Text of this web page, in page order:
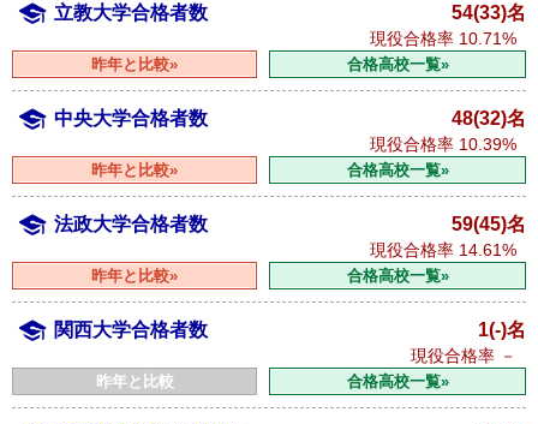
立教大学合格者数 54(33)名
現役合格率 10.71%
昨年と比較» 合格高校一覧»
中央大学合格者数 48(32)名
現役合格率 10.39%
昨年と比較» 合格高校一覧»
法政大学合格者数 59(45)名
現役合格率 14.61%
昨年と比較» 合格高校一覧»
関西大学合格者数 1(-)名
現役合格率 －
昨年と比較 合格高校一覧»